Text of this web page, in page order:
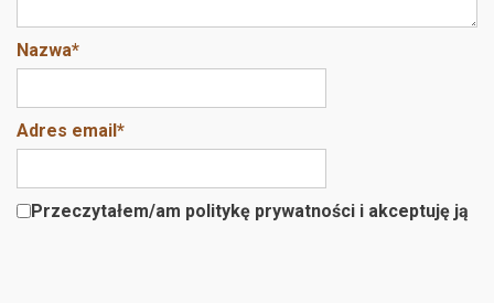
Nazwa*
Adres email*
Przeczytałem/am politykę prywatności i akceptuję ją